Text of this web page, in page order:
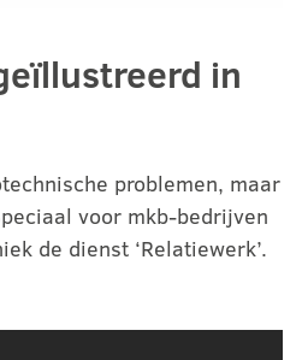
in
problemen, maar
voor mkb-bedrijven
de dienst ‘Relatiewerk’.